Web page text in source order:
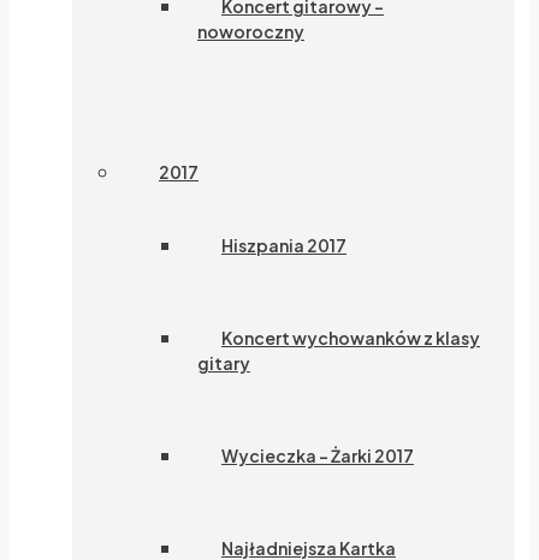
Koncert gitarowy –
noworoczny
2017
Hiszpania 2017
Koncert wychowanków z klasy
gitary
Wycieczka – Żarki 2017
Najładniejsza Kartka